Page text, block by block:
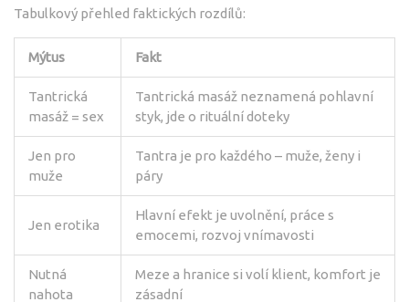
Tabulkový přehled faktických rozdílů:
Mýtus Fakt
Tantrická
masáž = sex
Tantrická masáž neznamená pohlavní
styk, jde o rituální doteky
Jen pro
muže
Tantra je pro každého – muže, ženy i
páry
Jen erotika
Hlavní efekt je uvolnění, práce s
emocemi, rozvoj vnímavosti
Nutná
nahota
Meze a hranice si volí klient, komfort je
zásadní